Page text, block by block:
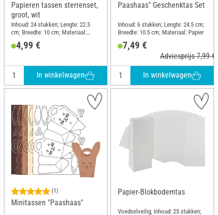
Papieren tassen sterrenset,
groot, wit
Inhoud: 24 stukken; Lengte: 22.5
cm; Breedte: 10 cm; Materiaal:
4,99 €
In winkelwagen
Paashaas" Geschenktas Set
Inhoud: 6 stukken; Lengte: 24.5 cm;
Breedte: 10.5 cm; Materiaal: Papier
7,49 €
Adviesprijs 7,99 €
In winkelwagen
(1)
Minitassen "Paashaas"
Papier-Blokbodemtas
Voedselveilig; Inhoud: 25 stukken;